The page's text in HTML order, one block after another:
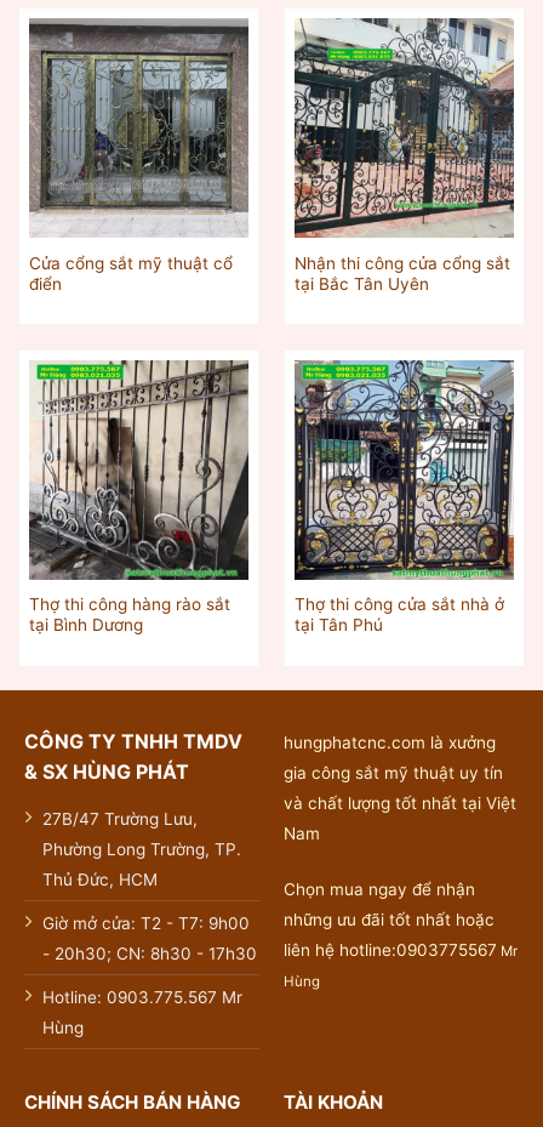
Cửa cổng sắt mỹ thuật cổ
điển
Nhận thi công cửa cổng sắt
tại Bắc Tân Uyên
Thợ thi công hàng rào sắt
tại Bình Dương
Thợ thi công cửa sắt nhà ở
tại Tân Phú
CÔNG TY TNHH TMDV
& SX HÙNG PHÁT
27B/47 Trường Lưu,
Phường Long Trường, TP.
Thủ Đức, HCM
Giờ mở cửa: T2 - T7: 9h00
- 20h30; CN: 8h30 - 17h30
Hotline: 0903.775.567 Mr
Hùng
hungphatcnc.com là xưởng
gia công sắt mỹ thuật uy tín
và chất lượng tốt nhất tại Việt
Nam
Chọn mua ngay để nhận
những ưu đãi tốt nhất hoặc
liên hệ hotline:0903775567 Mr
Hùng
CHÍNH SÁCH BÁN HÀNG TÀI KHOẢN